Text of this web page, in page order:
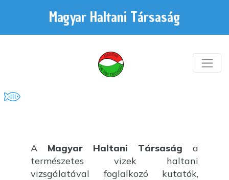
Magyar Haltani Társaság
A Magyar Haltani Társaság a
természetes vizek haltani
vizsgálatával foglalkozó kutatók,